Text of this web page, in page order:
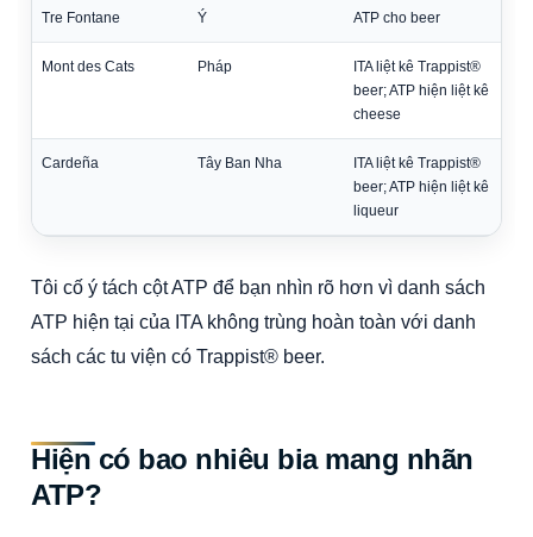
Tre Fontane Ý ATP cho beer
Mont des Cats Pháp
ITA liệt kê Trappist®
beer; ATP hiện liệt kê
cheese
Cardeña Tây Ban Nha
ITA liệt kê Trappist®
beer; ATP hiện liệt kê
liqueur
Tôi cố ý tách cột ATP để bạn nhìn rõ hơn vì danh sách
ATP hiện tại của ITA không trùng hoàn toàn với danh
sách các tu viện có Trappist® beer.
Hiện có bao nhiêu bia mang nhãn
ATP?